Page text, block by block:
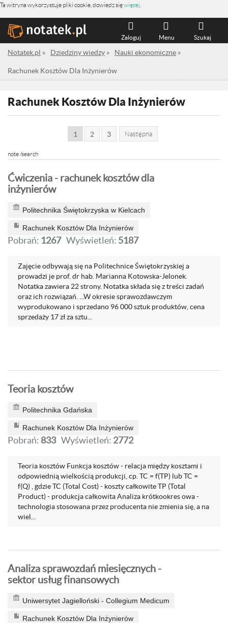
Ta witryna wykorzystuje pliki cookie, dowiedz sięwięcej
Szukaj
Menu
Zaloguj
Notatek.pl » Dziedziny wiedzy » Nauki ekonomiczne »
Rachunek Kosztów Dla Inżynierów
Rachunek Kosztów Dla Inżynierów
1 2 3 Następna
note /search
Ćwiczenia - rachunek kosztów dla
inżynierów
Politechnika Świętokrzyska w Kielcach
Rachunek Kosztów Dla Inżynierów
Pobrań: 1267 Wyświetleń: 5187
Zajęcie odbywają się na Politechnice Świętokrzyskiej a
prowadzi je prof. dr hab. Marianna Kotowska-Jelonek.
Notatka zawiera 22 strony. Notatka składa się z treści zadań
oraz ich rozwiązań. ...W okresie sprawozdawczym
wyprodukowano i sprzedano 96 000 sztuk pro­duktów, cena
sprzedaży 17 zł za sztu...
Teoria kosztów
Politechnika Gdańska
Rachunek Kosztów Dla Inżynierów
Pobrań: 833 Wyświetleń: 2772
Teoria kosztów Funkcja kosztów - relacja między kosztami i
odpowiednią wielkością produkcji, cp. TC = f(TP) lub TC =
f(Q) , gdzie TC (Total Cost) - koszty całkowite TP (Total
Product) - produkcja całkowita Analiza krótkookres owa -
technologia stosowana przez producenta nie zmienia się, a na
wiel...
Analiza sprawozdań miesięcznych -
sektor usług finansowych
Uniwersytet Jagielloński - Collegium Medicum
Rachunek Kosztów Dla Inżynierów